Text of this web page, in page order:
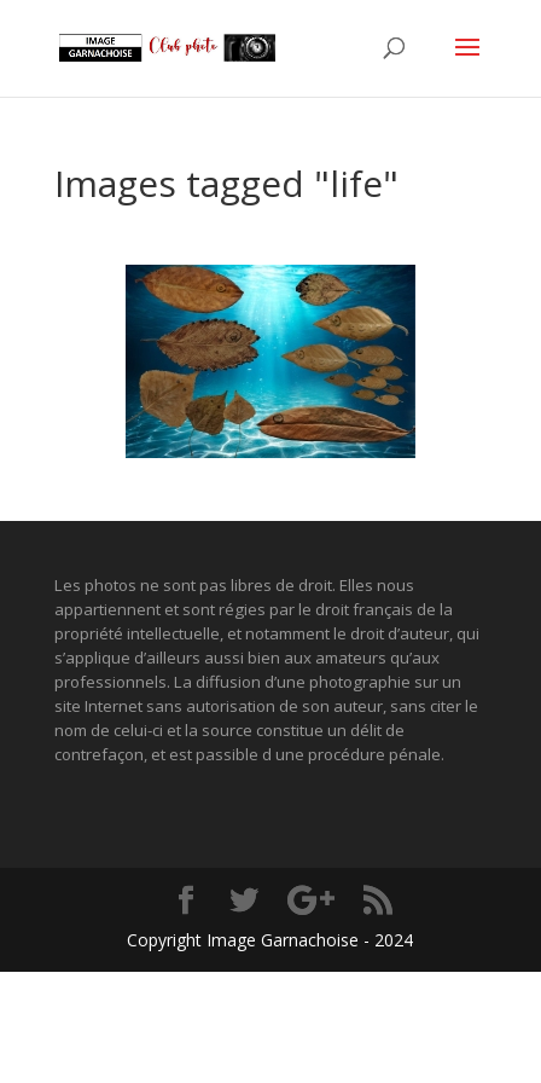
Images tagged "life"
Les photos ne sont pas libres de droit. Elles nous
appartiennent et sont régies par le droit français de la
propriété intellectuelle, et notamment le droit d’auteur, qui
s’applique d’ailleurs aussi bien aux amateurs qu’aux
professionnels. La diffusion d’une photographie sur un
site Internet sans autorisation de son auteur, sans citer le
nom de celui-ci et la source constitue un délit de
contrefaçon, et est passible d une procédure pénale.
Copyright Image Garnachoise - 2024